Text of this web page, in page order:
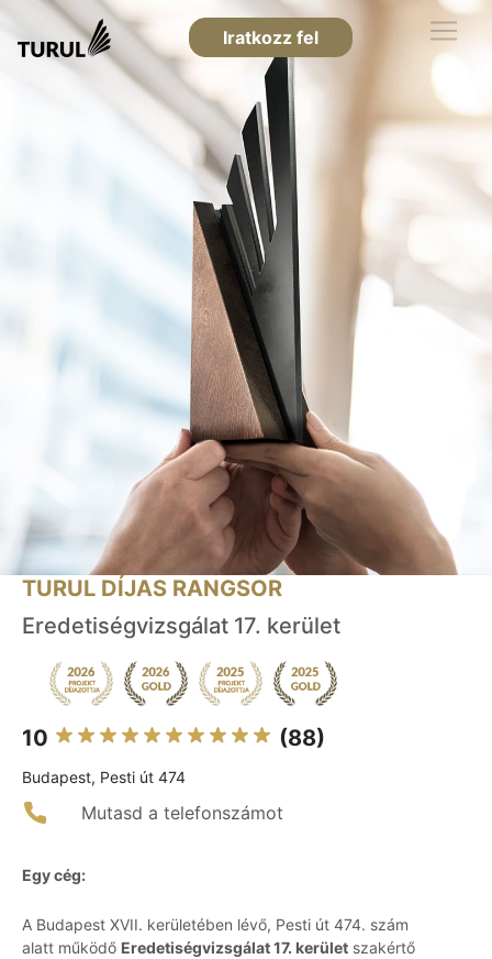
Iratkozz fel
TURUL DÍJAS RANGSOR
Eredetiségvizsgálat 17. kerület
10 (88)
Budapest, Pesti út 474
Mutasd a telefonszámot
Egy cég:
A Budapest XVII. kerületében lévő, Pesti út 474. szám
alatt működő Eredetiségvizsgálat 17. kerület szakértő